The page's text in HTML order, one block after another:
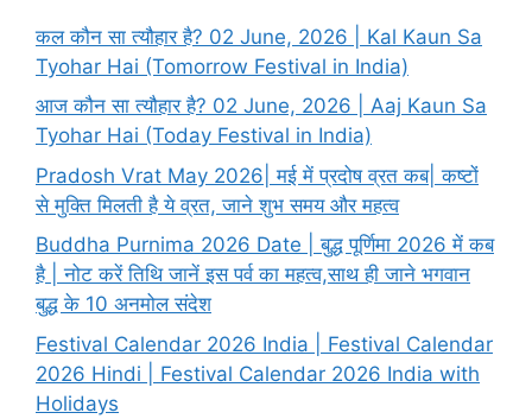
कल कौन सा त्यौहार है? 02 June, 2026 | Kal Kaun Sa
Tyohar Hai (Tomorrow Festival in India)
आज कौन सा त्यौहार है? 02 June, 2026 | Aaj Kaun Sa
Tyohar Hai (Today Festival in India)
Pradosh Vrat May 2026| मई में प्रदोष व्रत कब| कष्टों
से मुक्ति मिलती है ये व्रत, जाने शुभ समय और महत्व
Buddha Purnima 2026 Date | बुद्ध पूर्णिमा 2026 में कब
है | नोट करें तिथि जानें इस पर्व का महत्व,साथ ही जाने भगवान
बुद्ध के 10 अनमोल संदेश
Festival Calendar 2026 India | Festival Calendar
2026 Hindi | Festival Calendar 2026 India with
Holidays